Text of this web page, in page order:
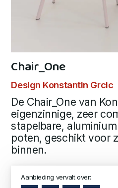
Chair_One
Design Konstantin Grcic
De Chair_One van
eigenzinnige, zeer
stapelbare,
poten, geschikt voor
binnen.
Aanbieding vervalt over: